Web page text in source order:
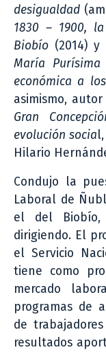
desigualdad
1830 – 1900,
Biobío (2014) y
María Purísima
económica a
asimismo,
Gran
evolución socia
Hilario
Condujo la
Laboral de
el del
dirigiendo. El
el Servicio
tiene como
mercado
programas de
de
resultados